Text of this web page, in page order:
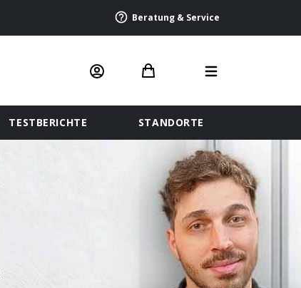
Beratung & Service
TESTBERICHTE STANDORTE